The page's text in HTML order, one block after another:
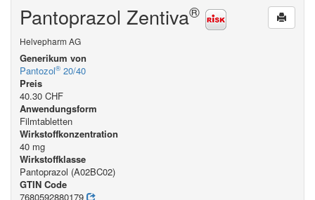
Pantoprazol Zentiva®
Helvepharm AG
Generikum von
Pantozol® 20/40
Preis
40.30 CHF
Anwendungsform
Filmtabletten
Wirkstoffkonzentration
40 mg
Wirkstoffklasse
Pantoprazol (A02BC02)
GTIN Code
7680592880179